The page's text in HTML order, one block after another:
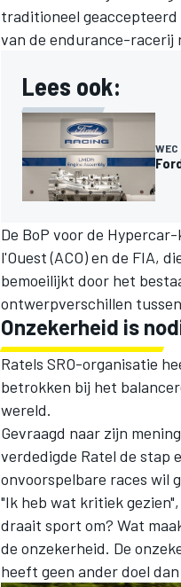
traditioneel geaccepteerd
van de endurance-racerij
Lees ook:
WEC
De BoP voor de
l'Ouest (ACO) en de FIA,
bemoeilijkt door het
ontwerpverschillen
Onzekerheid is
Ratels SRO-organisatie
betrokken bij het
wereld.
Gevraagd naar zijn
verdedigde Ratel de stap
onvoorspelbare races wil
"Ik heb wat kritiek
draait sport om? Wat
de onzekerheid. De
heeft geen ander doel